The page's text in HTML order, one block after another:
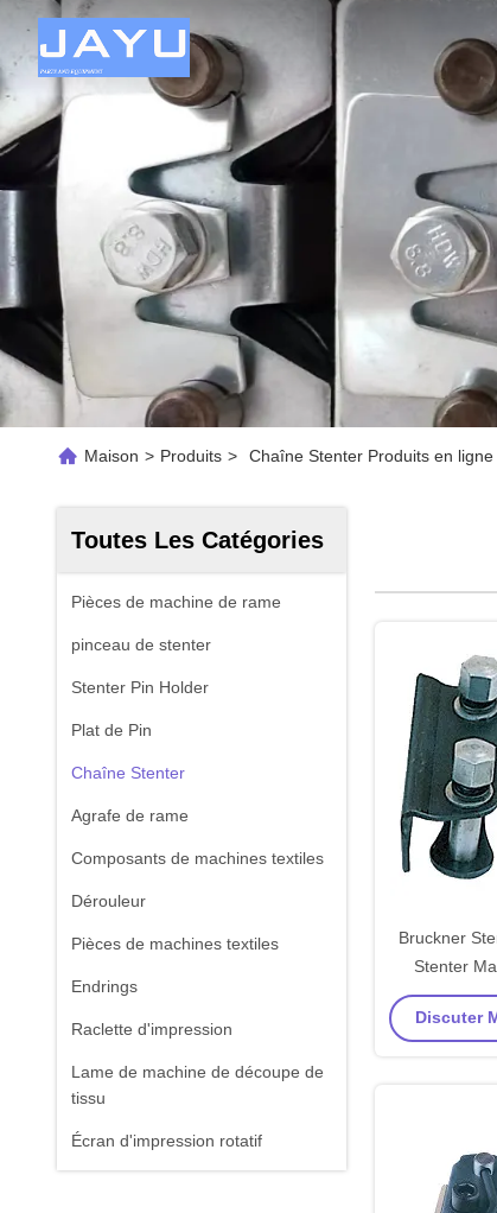
Maison > Produits > Chaîne Stenter Produits en ligne
Toutes Les Catégories
Pièces de machine de rame
pinceau de stenter
Stenter Pin Holder
Plat de Pin
Chaîne Stenter
Agrafe de rame
Composants de machines textiles
Dérouleur
Pièces de machines textiles
Endrings
Raclette d'impression
Lame de machine de découpe de
tissu
Écran d'impression rotatif
Bruckner
Stenter
Discuter